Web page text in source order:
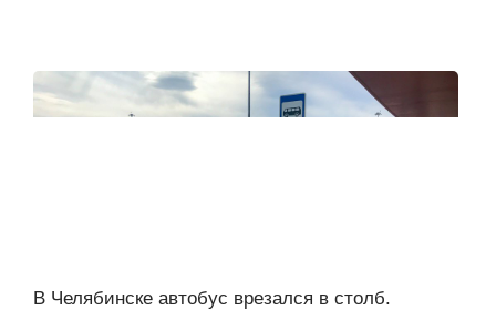
В Челябинске автобус врезался в столб.